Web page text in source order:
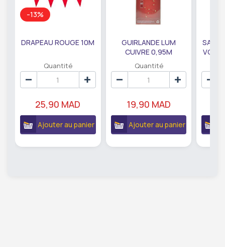
-13%
DRAPEAU ROUGE 10M
Quantité
25,90 MAD
Ajouter au panier
GUIRLANDE LUM
CUIVRE 0,95M
DE79207
Quantité
19,90 MAD
Ajouter au panier